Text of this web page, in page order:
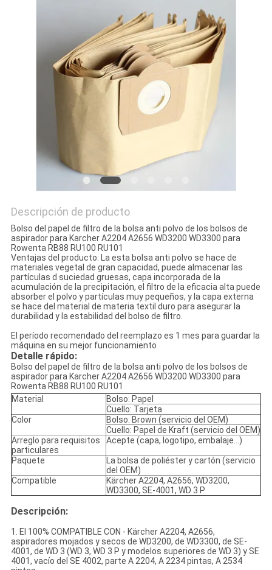
MAPA
POLICY
Descripción de producto
Bolso del papel de filtro de la bolsa anti polvo de los bolsos de
aspirador para Karcher A2204 A2656 WD3200 WD3300 para
Rowenta RB88 RU100 RU101
Ventajas del producto: La esta bolsa anti polvo se hace de
materiales vegetal de gran capacidad, puede almacenar las
partículas d suciedad gruesas, capa incorporada de la
acumulación de la precipitación, el filtro de la eficacia alta puede
absorber el polvo y partículas muy pequeños, y la capa externa
se hace del material de materia textil duro para asegurar la
durabilidad y la estabilidad del bolso de filtro.
El período recomendado del reemplazo es 1 mes para guardar la
máquina en su mejor funcionamiento
Detalle rápido:
Bolso del papel de filtro de la bolsa anti polvo de los bolsos de
aspirador para Karcher A2204 A2656 WD3200 WD3300 para
Rowenta RB88 RU100 RU101
Material
Bolso: Papel
Cuello: Tarjeta
Color
Bolso: Brown (servicio del OEM)
Cuello: Papel de Kraft (servicio del OEM)
Arreglo para requisitos
particulares
Acepte (capa, logotipo, embalaje…)
Paquete
La bolsa de poliéster y cartón (servicio
del OEM)
Compatible
Kärcher A2204, A2656, WD3200,
WD3300, SE-4001, WD 3 P
Descripción:
1. El 100% COMPATIBLE CON - Kärcher A2204, A2656,
aspiradores mojados y secos de WD3200, de WD3300, de SE-
4001, de WD 3 (WD 3, WD 3 P y modelos superiores de WD 3) y SE
4001, vacío del SE 4002, parte A 2204, A 2234 pintas, A 2534